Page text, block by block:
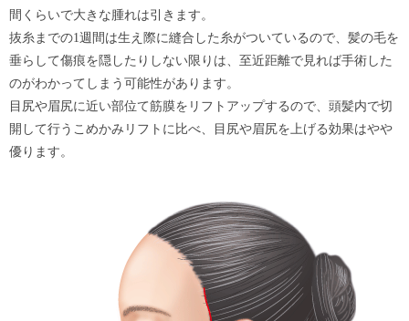
間くらいで大きな腫れは引きます。
抜糸までの1週間は生え際に縫合した糸がついているので、髪の毛を
垂らして傷痕を隠したりしない限りは、至近距離で見れば手術した
のがわかってしまう可能性があります。
目尻や眉尻に近い部位て筋膜をリフトアップするので、頭髪内で切
開して行うこめかみリフトに比べ、目尻や眉尻を上げる効果はやや
優ります。